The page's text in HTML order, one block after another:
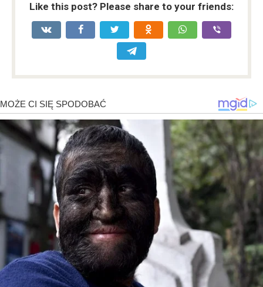
Like this post? Please share to your friends: